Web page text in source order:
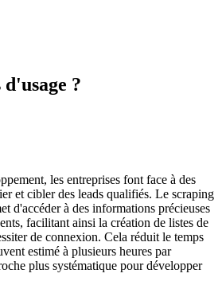
?
les entreprises font face à des
et cibler des leads qualifiés. Le scraping
d'accéder à des informations précieuses
facilitant ainsi la création de listes de
de connexion. Cela réduit le temps
estimé à plusieurs heures par
plus systématique pour développer